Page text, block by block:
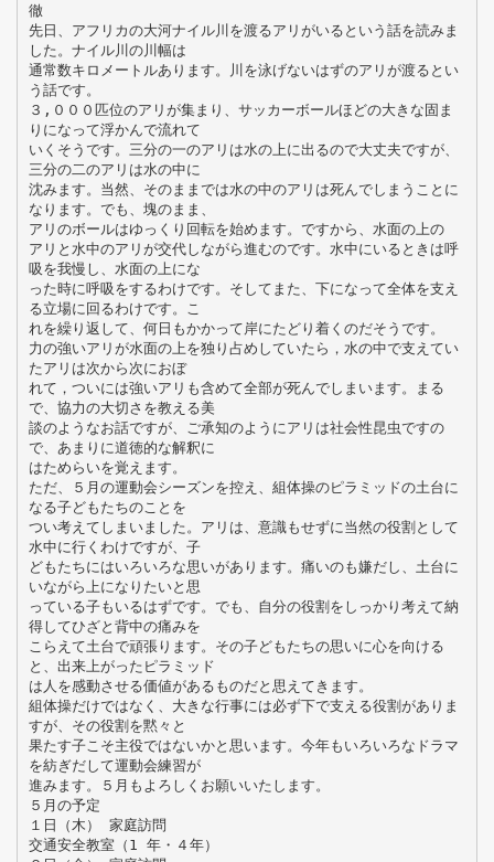
徹
先日、アフリカの大河ナイル川を渡るアリがいるという話を読みま
した。ナイル川の川幅は
通常数キロメートルあります。川を泳げないはずのアリが渡るとい
う話です。
３,０００匹位のアリが集まり、サッカーボールほどの大きな固ま
りになって浮かんで流れて
いくそうです。三分の一のアリは水の上に出るので大丈夫ですが、
三分の二のアリは水の中に
沈みます。当然、そのままでは水の中のアリは死んでしまうことに
なります。でも、塊のまま、
アリのボールはゆっくり回転を始めます。ですから、水面の上の
アリと水中のアリが交代しながら進むのです。水中にいるときは呼
吸を我慢し、水面の上にな
った時に呼吸をするわけです。そしてまた、下になって全体を支え
る立場に回るわけです。こ
れを繰り返して、何日もかかって岸にたどり着くのだそうです。
力の強いアリが水面の上を独り占めしていたら，水の中で支えてい
たアリは次から次におぼ
れて，ついには強いアリも含めて全部が死んでしまいます。まる
で、協力の大切さを教える美
談のようなお話ですが、ご承知のようにアリは社会性昆虫ですの
で、あまりに道徳的な解釈に
はためらいを覚えます。
ただ、５月の運動会シーズンを控え、組体操のピラミッドの土台に
なる子どもたちのことを
つい考えてしまいました。アリは、意識もせずに当然の役割として
水中に行くわけですが、子
どもたちにはいろいろな思いがあります。痛いのも嫌だし、土台に
いながら上になりたいと思
っている子もいるはずです。でも、自分の役割をしっかり考えて納
得してひざと背中の痛みを
こらえて土台で頑張ります。その子どもたちの思いに心を向ける
と、出来上がったピラミッド
は人を感動させる価値があるものだと思えてきます。
組体操だけではなく、大きな行事には必ず下で支える役割がありま
すが、その役割を黙々と
果たす子こそ主役ではないかと思います。今年もいろいろなドラマ
を紡ぎだして運動会練習が
進みます。５月もよろしくお願いいたします。
５月の予定
１日（木） 家庭訪問
交通安全教室（1 年・４年）